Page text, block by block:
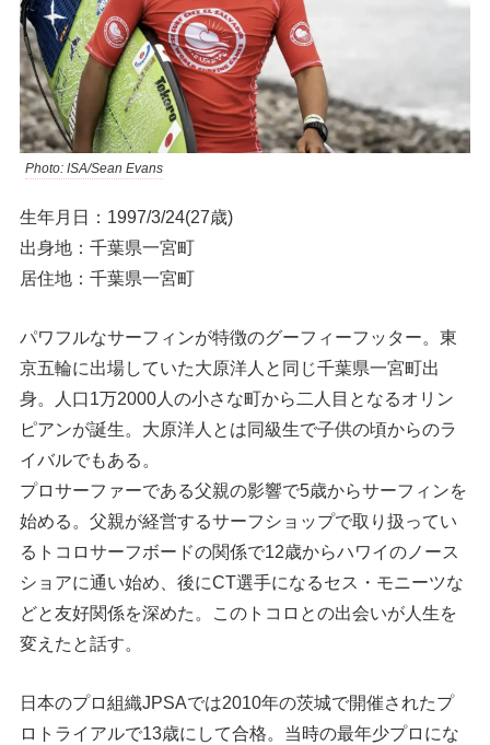
Photo: ISA/Sean Evans
生年月日：1997/3/24(27歳)
出身地：千葉県一宮町
居住地：千葉県一宮町
パワフルなサーフィンが特徴のグーフィーフッター。東
京五輪に出場していた大原洋人と同じ千葉県一宮町出
身。人口1万2000人の小さな町から二人目となるオリン
ピアンが誕生。大原洋人とは同級生で子供の頃からのラ
イバルでもある。
プロサーファーである⽗親の影響で5歳からサーフィンを
始める。父親が経営するサーフショップで取り扱ってい
るトコロサーフボードの関係で12歳からハワイのノース
ショアに通い始め、後にCT選手になるセス・モニーツな
どと友好関係を深めた。このトコロとの出会いが人生を
変えたと話す。
日本のプロ組織JPSAでは2010年の茨城で開催されたプ
ロトライアルで13歳にして合格。当時の最年少プロにな